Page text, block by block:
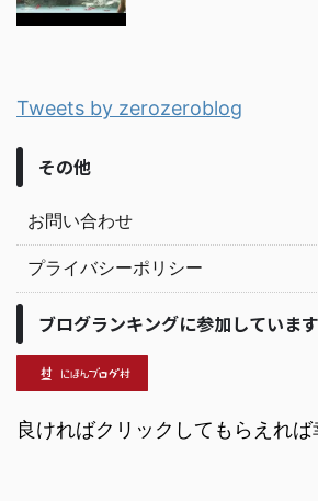
Tweets by zerozeroblog
その他
お問い合わせ
プライバシーポリシー
ブログランキングに参加しています
良ければクリックしてもらえれば